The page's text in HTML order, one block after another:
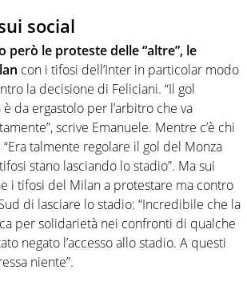
social
però le proteste delle “altre”, le
con i tifosi dell’Inter in particolar modo
la decisione di Feliciani. “Il gol
da ergastolo per l’arbitro che va
scrive Emanuele. Mentre c’è chi
talmente regolare il gol del Monza
stano lasciando lo stadio”. Ma sui
i tifosi del Milan a protestare ma contro
di lasciare lo stadio: “Incredibile che la
per solidarietà nei confronti di qualche
negato l’accesso allo stadio. A questi
niente”.